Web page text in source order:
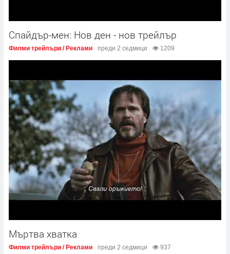
Спайдър-мен: Нов ден - нов трейлър
Филми трейлъри / Реклами преди 2 седмици 1209
Мъртва хватка
Филми трейлъри / Реклами преди 2 седмици 937